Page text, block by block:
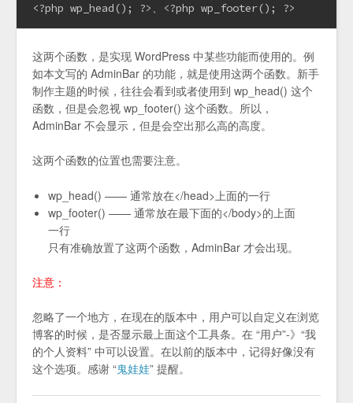
<?php wp_head(); ?>、<?php wp_footer(); ?>
这两个函数，是实现 WordPress 中某些功能而使用的。例
如本文写的 AdminBar 的功能，就是使用这两个函数。新手
制作主题的时候，往往会看到或者使用到 wp_head() 这个
函数，但是会忽视 wp_footer() 这个函数。所以，
AdminBar 不会显示，但是会空出那么高的高度。
这两个函数的位置也需要注意。
wp_head() —— 通常放在</head>上面的一行
wp_footer() —— 通常放在最下面的</body>的上面
一行
只有准确放置了这两个函数，AdminBar 才会出现。
注意：
忽略了一个地方，在现在的版本中，用户可以自定义在浏览
博客的时候，是否显示最上面这个工具条。在 “用户”-》“我
的个人资料” 中可以设置。在以前的版本中，记得好像没有
这个选项。感谢 “鬼娃娃” 提醒。